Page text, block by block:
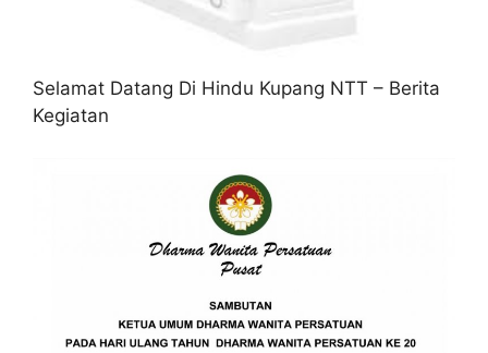
Selamat Datang Di Hindu Kupang NTT – Berita
Kegiatan